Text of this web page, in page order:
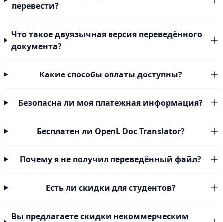
перевести?
Что такое двуязычная версия переведённого
документа?
Какие способы оплаты доступны?
Безопасна ли моя платежная информация?
Бесплатен ли OpenL Doc Translator?
Почему я не получил переведённый файл?
Есть ли скидки для студентов?
Вы предлагаете скидки некоммерческим